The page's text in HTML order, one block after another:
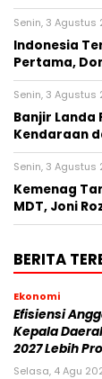
Senin, 3 Agustus
Indonesia
Pertama,
Senin, 3 Agustus
Banjir Landa
Kendaraan
Senin, 3 Agustus
Kemenag
MDT, Joni
BERITA
Ekonomi
Efisiensi
Kepala
2027 Lebih
Selasa, 4 Agu